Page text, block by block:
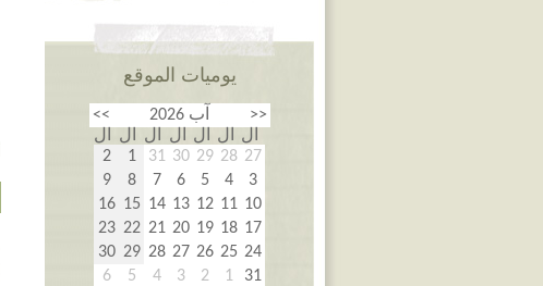
يوميات الموقع
<< آب 2026
>>
ال
ال ال ال ال ال
ال
27
28
29
30
31
1
2
3
4
5
6
7
8
9
10
11
12
13
14
15
16
17
18
19
20
21
22
23
24
25
26
27
28
29
30
31
1
2
3
4
5
6